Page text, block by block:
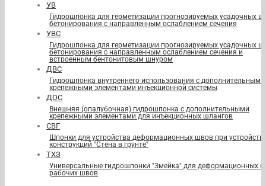
УВ
Гидрошпонка для герметизации прогнозируемых усадочных
бетонирования с направленным ослаблением сечения
УВС
Гидрошпонка для герметизации прогнозируемых усадочных
бетонирования с направленным ослаблением сечения и
встроенным бентонитовым шнуром
ДВС
Гидрошпонка внутреннего использования с дополнительными
крепежными элементами инъекционной системы
ДОС
Внешняя (опалубочная) гидрошпонка с дополнительными
крепежными элементами для инъекционных шлангов
СВГ
Шпонки для устройства деформационных швов при
конструкций "Стена в грунте"
ТХЗ
Универсальные гидрошпонки "Змейка" для деформационных и
рабочих швов